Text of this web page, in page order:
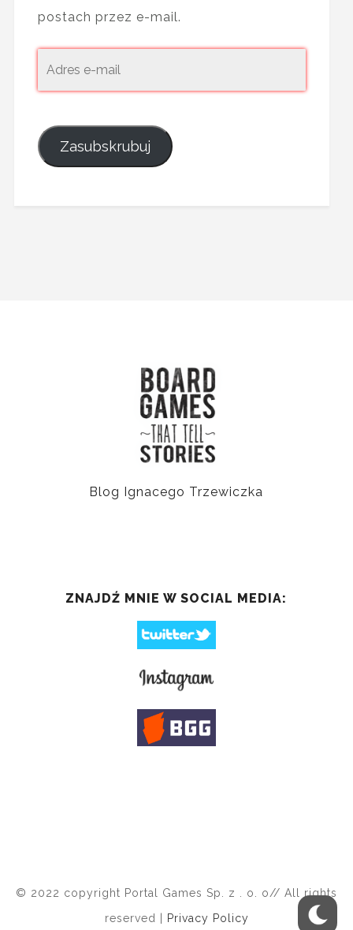
postach przez e-mail.
Zasubskrubuj
Blog Ignacego Trzewiczka
ZNAJDŹ MNIE W SOCIAL MEDIA:
© 2022 copyright Portal Games Sp. z . o. o// All rights
reserved |
Privacy Policy